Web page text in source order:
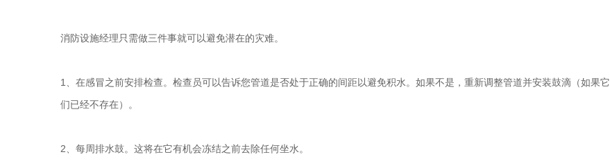
消防设施经理只需做三件事就可以避免潜在的灾难。
1、在感冒之前安排检查。检查员可以告诉您管道是否处于正确的间距以避免积水。如果不是，重新调整管道并安装鼓滴（如果它
们已经不存在）。
2、每周排水鼓。这将在它有机会冻结之前去除任何坐水。